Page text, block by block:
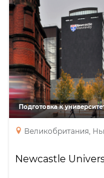
Подготовка к
Великобритания,
Newcastle
Член
науки,